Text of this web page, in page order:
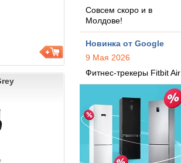
Совсем скоро и в
Молдове!
Новинка от Google
9 Мая 2026
Фитнес-трекеры Fitbit Air